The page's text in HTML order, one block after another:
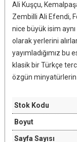
Ali Kuşçu,
Zembilli Ali Efendi,
nice büyük isim
olarak yerlerini
yayımladığımız bu
klasik bir Türkçe
özgün
Stok Kodu
Boyut
Sayfa Sayısı